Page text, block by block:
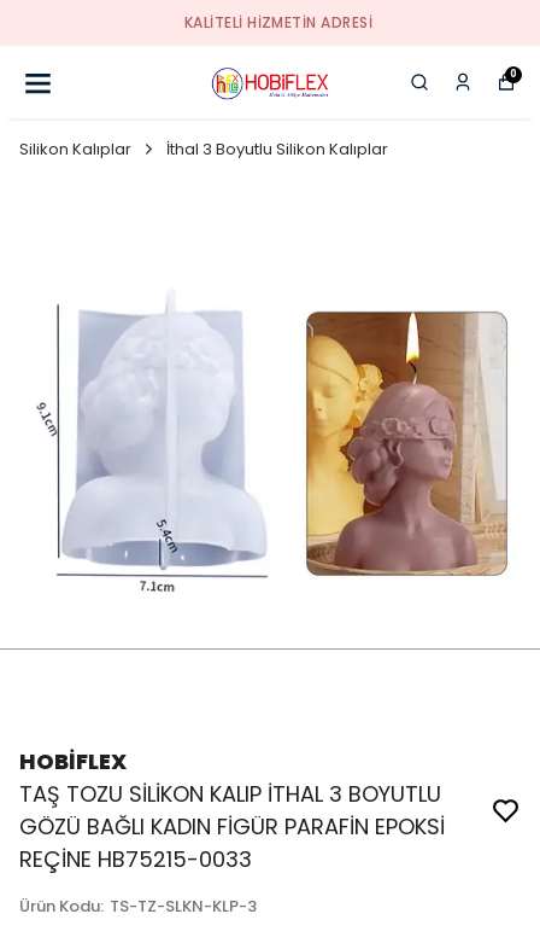
KALİTELİ HİZMETİN ADRESİ
0
Silikon Kalıplar İthal 3 Boyutlu Silikon Kalıplar
HOBİFLEX
TAŞ TOZU SİLİKON KALIP İTHAL 3 BOYUTLU
GÖZÜ BAĞLI KADIN FİGÜR PARAFİN EPOKSİ
REÇİNE HB75215-0033
Ürün Kodu: TS-TZ-SLKN-KLP-3